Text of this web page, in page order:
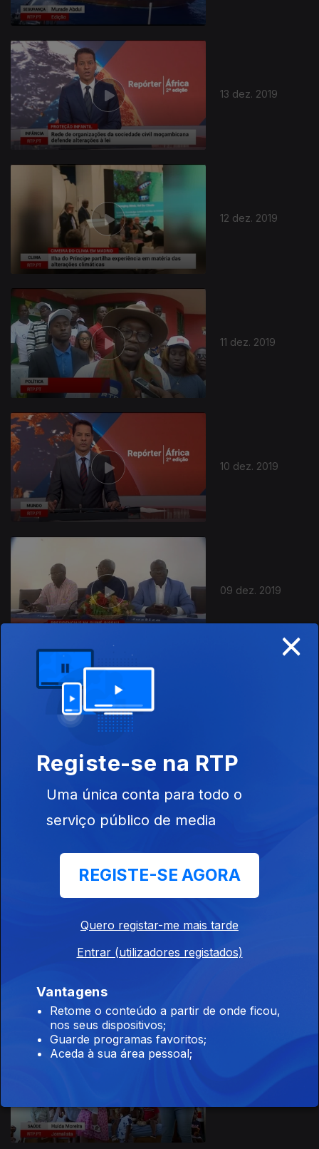
13 dez. 2019
12 dez. 2019
11 dez. 2019
10 dez. 2019
09 dez. 2019
×
Registe-se na RTP
Uma única conta para todo o
serviço público de media
REGISTE-SE AGORA
Quero registar-me mais tarde
Entrar (utilizadores registados)
Vantagens
Retome o conteúdo a partir de onde ficou,
nos seus dispositivos;
Guarde programas favoritos;
Aceda à sua área pessoal;